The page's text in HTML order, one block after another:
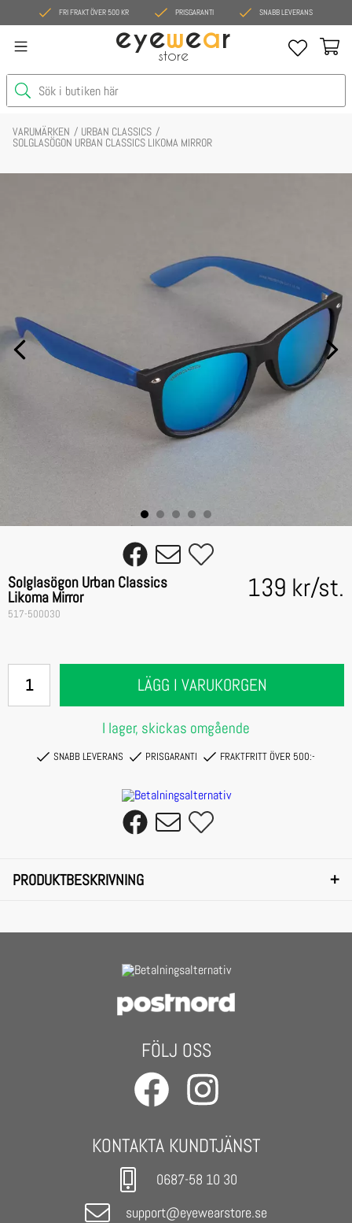
FRI FRAKT ÖVER 500 KR PRISGARANTI SNABB LEVERANS
eyewear
store
VARUMÄRKEN URBAN CLASSICS
SOLGLASÖGON URBAN CLASSICS LIKOMA MIRROR
Solglasögon Urban Classics
Likoma Mirror
517-500030
139 kr/st.
LÄGG I VARUKORGEN
I lager, skickas omgående
SNABB LEVERANS PRISGARANTI FRAKTFRITT ÖVER 500:-
PRODUKTBESKRIVNING +
bright, cheerful colors these sunglasses kick ass.
- Urban Classics Sunglasses Likoma MirrorFÖLJ OSS
KONTAKTA KUNDTJÄNST
0687-58 10 30
support@eyewearstore.se